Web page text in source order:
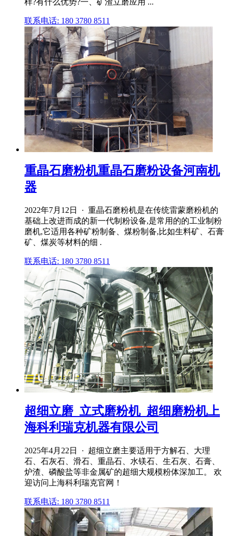
样?有什么优势?一、矿渣立磨应用 ...
联系电话: 180 3780 8511
重晶石磨粉机重晶石磨粉设备河南机
器
2022年7月12日 · 重晶石磨粉机是在传统雷蒙磨粉机的
基础上改进而成的新一代制粉设备,是常用的的工业制粉
磨机,它适用各种矿粉制备、煤粉制备,比如生料矿、石膏
矿、煤炭等材料的细 .
联系电话: 180 3780 8511
超细立磨_立式磨粉机_超细磨粉机上
海科利瑞克机器有限公司
2025年4月22日 · 超细立磨主要适用于方解石、大理
石、石灰石、滑石、重晶石、水镁石、生石灰、石膏、
炉渣、磷酸盐等非金属矿的超细大规模粉体深加工。 欢
迎访问上海科利瑞克官网！
联系电话: 180 3780 8511